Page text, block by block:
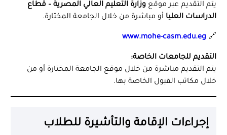
يتم التقديم عبر موقع وزارة التعليم العالي المصرية – قطاع
الدراسات العليا أو مباشرة من خلال الجامعة المختارة.
🔗
www.mohe-casm.edu.eg
التقديم للجامعات الخاصة:
يتم التقديم مباشرة من خلال موقع الجامعة المختارة أو من
خلال مكاتب القبول الخاصة بها.
إجراءات الإقامة والتأشيرة للطلاب